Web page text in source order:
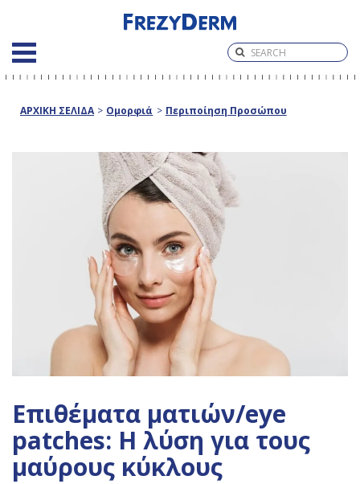
ΑΡΧΙΚΗ ΣΕΛΙΔΑ > Ομορφιά > Περιποίηση Προσώπου
Επιθέματα ματιών/eye
patches: Η λύση για τους
μαύρους κύκλους